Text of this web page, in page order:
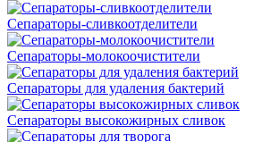
Сепараторы-сливкоотделители
Сепараторы-молокоочистители
Сепараторы для удаления бактерий
Сепараторы высокожирных сливок